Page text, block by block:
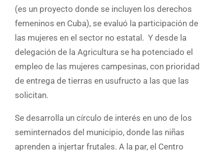
(es un proyecto donde se incluyen los derechos
femeninos en Cuba), se evaluó la participación de
las mujeres en el sector no estatal. Y desde la
delegación de la Agricultura se ha potenciado el
empleo de las mujeres campesinas, con prioridad
de entrega de tierras en usufructo a las que las
solicitan.
Se desarrolla un círculo de interés en uno de los
seminternados del municipio, donde las niñas
aprenden a injertar frutales. A la par, el Centro